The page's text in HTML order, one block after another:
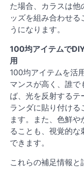
た場合、カラスは
ッズを組み合わせる
うになります。
100均アイテムで
用
100均アイテムを活
マンスが高く、誰で
ば、光を反射するテ
ランダに貼り付ける
ます。また、色鮮
ることも、視覚的
できます。
これらの補足情報